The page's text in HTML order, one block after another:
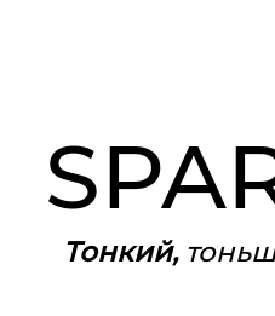
Где купить
SPARK 40 Pro+
Тонкий,